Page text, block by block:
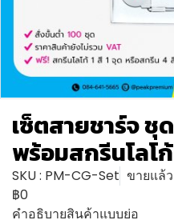
เซ็ตสายชาร์จ ชุ
พร้อมสกรีนโลโก้
SKU : PM-CG-Set ขายแล้
฿0
คำอธิบายสินค้าแบบย่อ